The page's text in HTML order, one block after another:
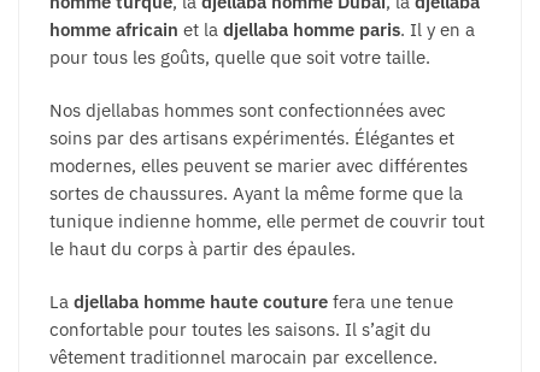
homme africain et la djellaba homme paris. Il y en a
pour tous les goûts, quelle que soit votre taille.
Nos djellabas hommes sont confectionnées avec
soins par des artisans expérimentés. Élégantes et
modernes, elles peuvent se marier avec différentes
sortes de chaussures. Ayant la même forme que la
tunique indienne homme, elle permet de couvrir tout
le haut du corps à partir des épaules.
La djellaba homme haute couture fera une tenue
confortable pour toutes les saisons. Il s’agit du
vêtement traditionnel marocain par excellence.